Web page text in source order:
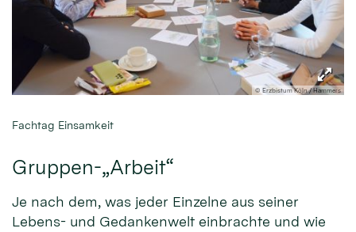
© Erzbistum Köln / Hammers
Fachtag Einsamkeit
Gruppen-„Arbeit“
Je nach dem, was jeder Einzelne aus seiner
Lebens- und Gedankenwelt einbrachte und wie